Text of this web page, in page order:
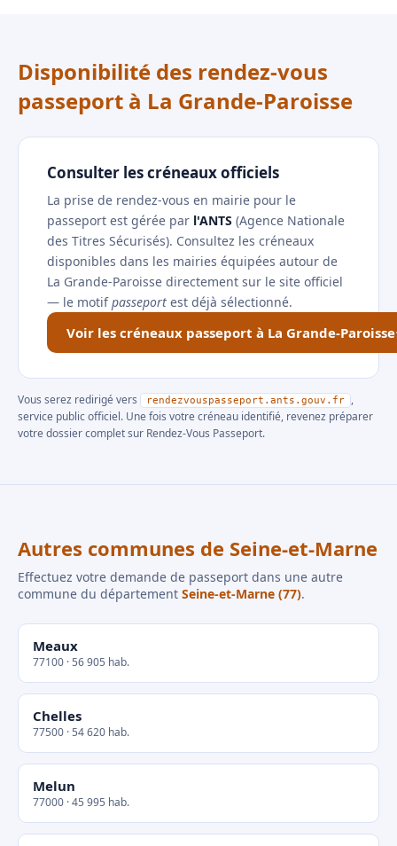
Disponibilité des rendez-vous
passeport à La Grande-Paroisse
Consulter les créneaux officiels
La prise de rendez-vous en mairie pour le
passeport est gérée par l'ANTS (Agence Nationale
des Titres Sécurisés). Consultez les créneaux
disponibles dans les mairies équipées autour de
La Grande-Paroisse directement sur le site officiel
— le motifpasseport est déjà sélectionné.
Voir les créneaux passeport à La Grande-Paroisse
Vous serez redirigé vers rendezvouspasseport.ants.gouv.fr
,
service public officiel. Une fois votre créneau identifié, revenez préparer
votre dossier complet sur Rendez-Vous Passeport.
Autres communes de Seine-et-Marne
Effectuez votre demande de passeport dans une autre
commune du département Seine-et-Marne (77).
Meaux
77100 · 56 905 hab.
Chelles
77500 · 54 620 hab.
Melun
77000 · 45 995 hab.